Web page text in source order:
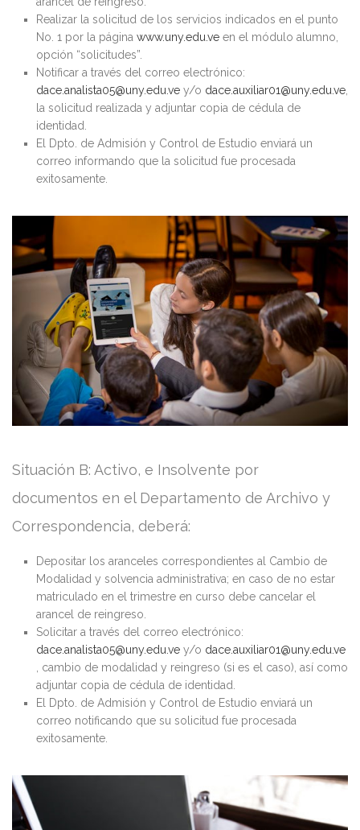
Realizar la solicitud de los servicios indicados en el punto
No. 1 por la página www.uny.edu.ve en el módulo alumno,
opción “solicitudes”.
Notificar a través del correo electrónico:
dace.analista05@uny.edu.ve y/o dace.auxiliar01@uny.edu.ve
la solicitud realizada y adjuntar copia de cédula de
identidad.
El Dpto. de Admisión y Control de Estudio enviará un
correo informando que la solicitud fue procesada
exitosamente.
Situación B: Activo, e Insolvente por
documentos en el Departamento de Archivo y
Correspondencia, deberá:
Depositar los aranceles correspondientes al Cambio de
Modalidad y solvencia administrativa; en caso de no estar
matriculado en el trimestre en curso debe cancelar el
arancel de reingreso.
Solicitar a través del correo electrónico:
dace.analista05@uny.edu.ve y/o dace.auxiliar01@uny.edu.ve
, cambio de modalidad y reingreso (si es el caso), así como
adjuntar copia de cédula de identidad.
El Dpto. de Admisión y Control de Estudio enviará un
correo notificando que su solicitud fue procesada
exitosamente.